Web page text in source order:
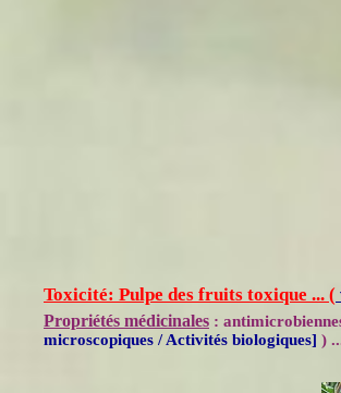
Toxicité: Pulpe des fruits toxique ... (
Propriétés médicinales :
microscopiques / Activités biologiques] )